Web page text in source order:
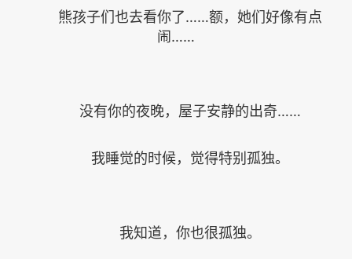
熊孩子们也去看你了……额，她们好像有点
闹……
没有你的夜晚，屋子安静的出奇……
我睡觉的时候，觉得特别孤独。
我知道，你也很孤独。